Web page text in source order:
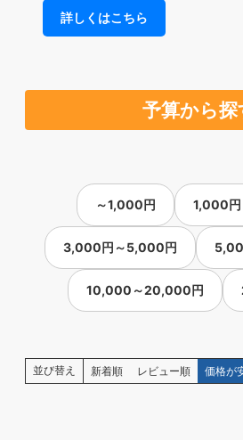
詳しくはこちら
予算から探
～1,000円 1,000
3,000円～5,000円
10,000～20,000円
並び替え 新着順 レビュー順 価格が